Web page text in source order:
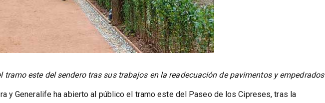
tramo este del sendero tras sus trabajos en la readecuación de pavimentos y empedrados
y Generalife ha abierto al público el tramo este del Paseo de los Cipreses, tras la